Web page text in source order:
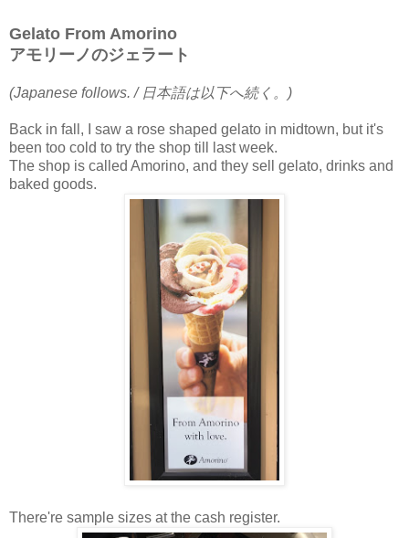
Gelato From Amorino
アモリーノのジェラート
(Japanese follows. / 日本語は以下へ続く。)
Back in fall, I saw a rose shaped gelato in midtown, but it's
been too cold to try the shop till last week.
The shop is called Amorino, and they sell gelato, drinks and
baked goods.
There're sample sizes at the cash register.